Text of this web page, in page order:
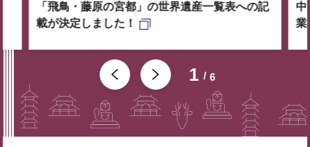
1 6
「飛鳥・藤原の宮都」の世界遺産一覧表への記
載が決定しました！
中
業